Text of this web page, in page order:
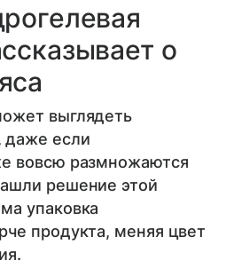
о
выглядеть
даже если
вовсю размножаются
решение этой
упаковка
продукта, меняя цвет